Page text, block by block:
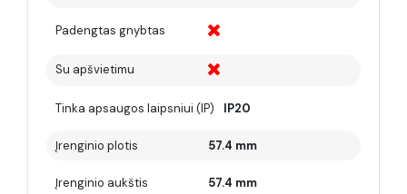
Padengtas gnybtas
Su apšvietimu
Tinka apsaugos laipsniui (IP) IP20
Įrenginio plotis 57.4 mm
Įrenginio aukštis 57.4 mm